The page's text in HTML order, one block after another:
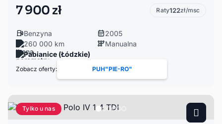
7 900 zł Raty122zł/msc
Benzyna
2005
260 000 km
Manualna
Pabianice (Łódzkie)
Zobacz oferty: PUH"PIE-RO"
Tylko u nas